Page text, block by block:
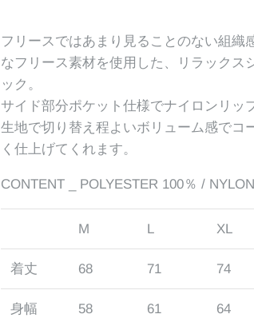
フリースではあまり見ることのない組織
なフリース素材を使用した、リラックス
ック。
サイド部分ポケット仕様でナイロンリッ
生地で切り替え程よいボリューム感でコ
く仕上げてくれます。
CONTENT _ POLYESTER 100％ /
M L XL
着丈 68 71 74
身幅 58 61 64